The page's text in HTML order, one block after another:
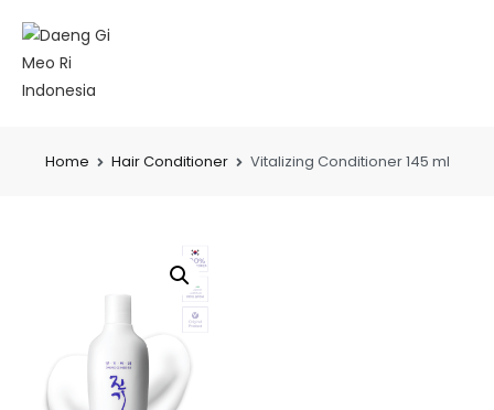
Home Hair Conditioner Vitalizing Conditioner 145 ml